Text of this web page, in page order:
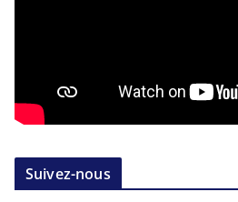
Suivez-nous